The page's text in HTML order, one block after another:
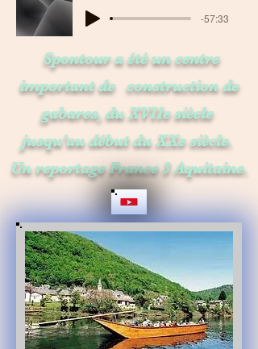
-57:33
Spontour a été un centre
important de construction de
gabares, du XVIIe siècle
jusqu'au début du XXe siècle.
Un reportage France 3 Aquitaine.